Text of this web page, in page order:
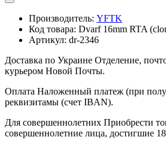
Производитель: YFTK
Код товара: Dvarf 16mm RTA
Артикул: dr-2346
Доставка по Украине Отделение,
курьером Новой Почты.
Оплата Наложенный платеж (при
реквизитамы (счет IBAN).
Для совершеннолетних Приобрести
совершеннолетние лица, достигшие 18